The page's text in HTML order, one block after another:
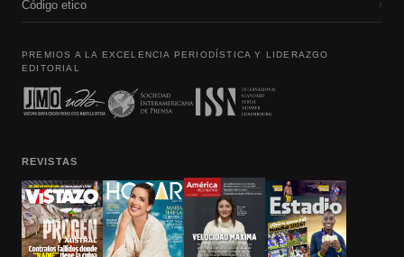
Código etico ›
PREMIOS A LA EXCELENCIA PERIODÍSTICA Y LIDERAZGO
EDITORIAL
REVISTAS